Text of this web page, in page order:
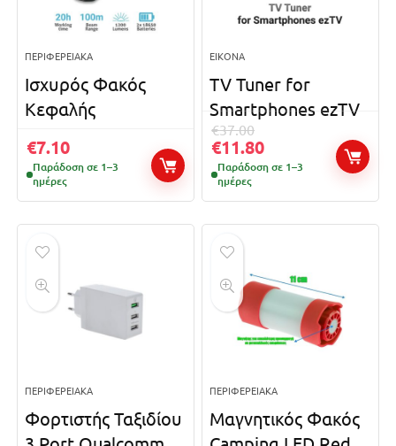
ΠΕΡΙΦΕΡΕΙΑΚΆ
Ισχυρός Φακός
Κεφαλής
€7.10
Παράδοση σε 1–3
ημέρες
ΕΙΚΌΝΑ
TV Tuner for
Smartphones ezTV
€37.00
€11.80
Παράδοση σε 1–3
ημέρες
ΠΕΡΙΦΕΡΕΙΑΚΆ
Φορτιστής Ταξιδίου
ΠΕΡΙΦΕΡΕΙΑΚΆ
Μαγνητικός Φακός